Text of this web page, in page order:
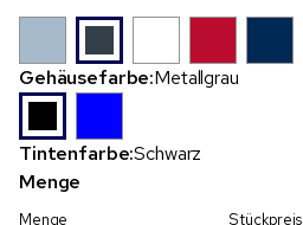
Gehäusefarbe:Metallgrau
Tintenfarbe:Schwarz
Menge
Menge Stückpreis